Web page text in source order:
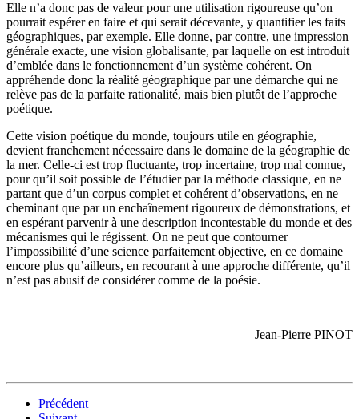
Elle n’a donc pas de valeur pour une utilisation rigoureuse qu’on
pour­rait espérer en faire et qui serait décevante, y quantifier les faits
géographi­ques, par exemple. Elle donne, par contre, une impression
générale exacte, une vision globalisante, par laquelle on est introduit
d’emblée dans le fonc­tion­nement d’un système cohérent. On
appréhende donc la réalité géogra­phique par une démarche qui ne
relève pas de la parfaite rationalité, mais bien plutôt de l’approche
poétique.
Cette vision poétique du monde, toujours utile en géographie,
devient franchement nécessaire dans le domaine de la géographie de
la mer. Celle-ci est trop fluctuante, trop incertaine, trop mal connue,
pour qu’il soit possible de l’étudier par la méthode classique, en ne
partant que d’un corpus complet et cohérent d’observations, en ne
cheminant que par un enchaînement rigou­reux de démonstrations, et
en espérant parvenir à une description incon­testable du monde et des
mécanismes qui le régissent. On ne peut que contourner
l’impossibilité d’une science parfaitement objective, en ce do­maine
encore plus qu’ailleurs, en recourant à une approche différente, qu’il
n’est pas abusif de considérer comme de la poésie.
Jean-Pierre PINOT
Précédent